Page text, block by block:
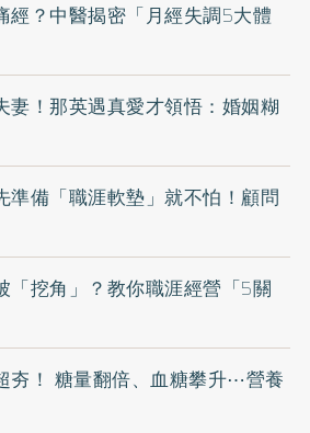
經？中醫揭密「月經失調5大體
妻！那英遇真愛才領悟：婚姻糊
準備「職涯軟墊」就不怕！顧問
「挖角」？教你職涯經營「5關
夯！ 糖量翻倍、血糖攀升⋯營養